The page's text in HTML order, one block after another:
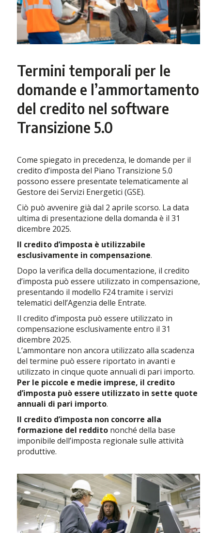
Termini temporali per le
domande e l’ammortamento
del credito nel software
Transizione 5.0
Come spiegato in precedenza, le domande per il
credito d’imposta del Piano Transizione 5.0
possono essere presentate telematicamente al
Gestore dei Servizi Energetici (GSE).
Ciò può avvenire già dal 2 aprile scorso. La data
ultima di presentazione della domanda è il 31
dicembre 2025.
Il credito d’imposta è utilizzabile
esclusivamente in compensazione.
Dopo la verifica della documentazione, il credito
d’imposta può essere utilizzato in compensazione,
presentando il modello F24 tramite i servizi
telematici dell’Agenzia delle Entrate.
Il credito d’imposta può essere utilizzato in
compensazione esclusivamente entro il 31
dicembre 2025.
L’ammontare non ancora utilizzato alla scadenza
del termine può essere riportato in avanti e
utilizzato in cinque quote annuali di pari importo.
Per le piccole e medie imprese, il credito
d’imposta può essere utilizzato in sette quote
annuali di pari importo.
Il credito d’imposta non concorre alla
formazione del reddito nonché della base
imponibile dell’imposta regionale sulle attività
produttive.